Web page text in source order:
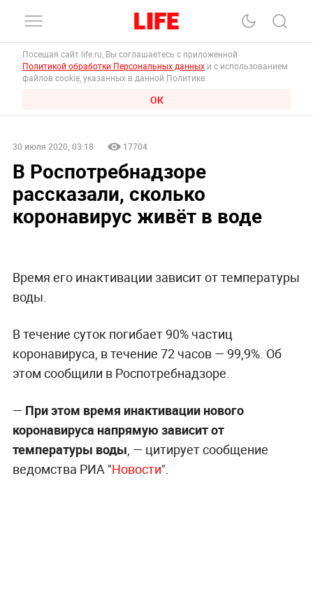
Посещая сайт life.ru, Вы соглашаетесь с приложенной
Политикой обработки Персональных данных и с использованием
файлов cookie, указанных в данной Политике.
ОК
30 июля 2020, 03:18 17704
В Роспотребнадзоре
рассказали, сколько
коронавирус живёт в воде
Время его инактивации зависит от температуры
воды.
В течение суток погибает 90% частиц
коронавируса, в течение 72 часов — 99,9%. Об
этом сообщили в Роспотребнадзоре.
— При этом время инактивации нового
коронавируса напрямую зависит от
температуры воды , — цитирует сообщение
ведомства РИА "Новости".